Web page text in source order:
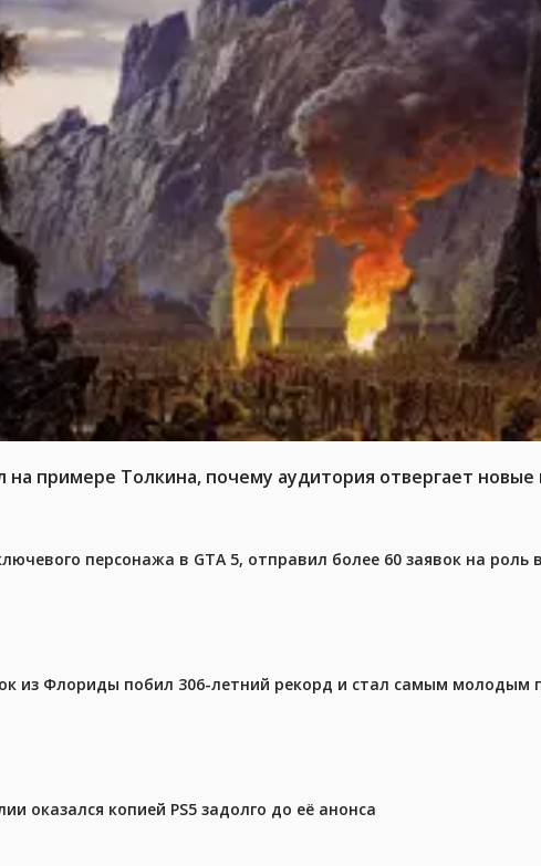
на примере Толкина, почему аудитория отвергает
персонажа в GTA 5, отправил более 60 заявок на роль
из Флориды побил 306-летний рекорд и стал самым молодым
оказался копией PS5 задолго до её анонса